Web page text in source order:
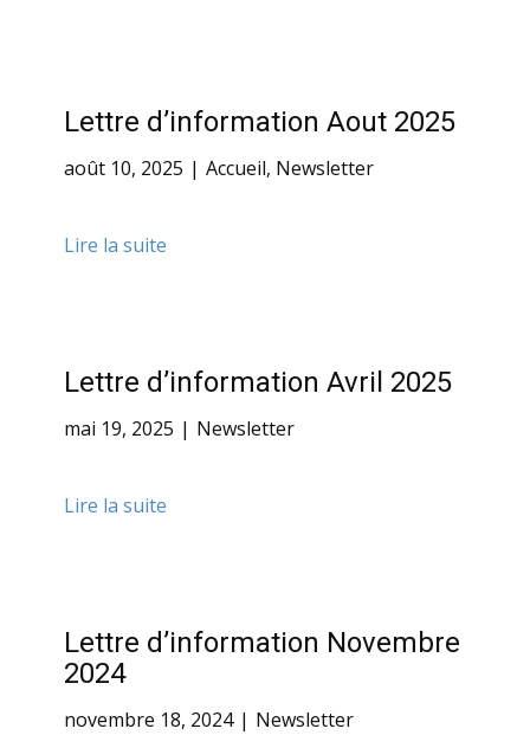
Lettre d’information Aout 2025
août 10, 2025 Accueil, Newsletter
Lire la suite
Lettre d’information Avril 2025
mai 19, 2025 Newsletter
Lire la suite
Lettre d’information Novembre
2024
novembre 18, 2024 Newsletter